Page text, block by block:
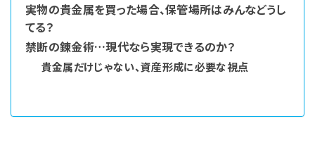
実物の貴金属を買った場合、保管場所はみんなどうし
てる？
禁断の錬金術…現代なら実現できるのか？
貴金属だけじゃない、資産形成に必要な視点